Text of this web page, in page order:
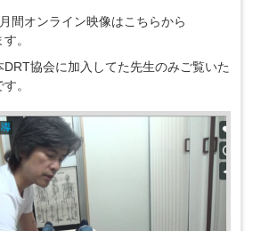
間オンライン映像はこちらから
。
協会に加入してた先生のみご覧いた
。